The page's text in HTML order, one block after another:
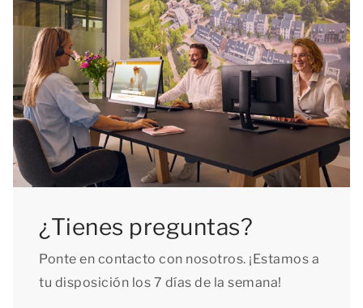
¿Tienes preguntas?
Ponte en contacto con nosotros. ¡Estamos a
tu disposición los 7 días de la semana!